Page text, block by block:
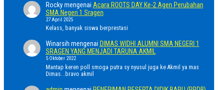
Rockymengenai Acara ROOTS DAY Ke-2 Agen Perubahan
SMA Negeri 1 Sragen
27 April 2025
Kelass, banyak siswa berprestasi
Winarsih mengenai DIMAS WIDHI ALUMNI SMA NEGERI 1
SRAGEN YANG MENJADI TARUNA AKMIL
5 Oktober 2022
Mantap keren poll smoga putra sy nyusul juga ke Akmil ya mas
Dimas...bravo akmil